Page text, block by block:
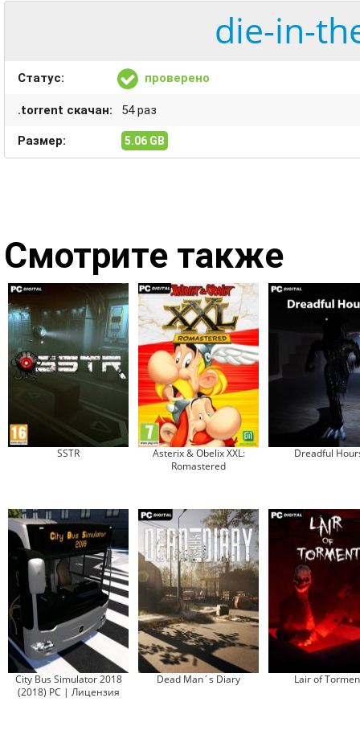
die-in-
Статус: проверено
.torrent скачан: 54 раз
Размер: 5.06 GB
Смотрите также
SSTR
Asterix & Obelix XXL:
Romastered
Dreadful
City Bus Simulator 2018
(2018) PC | Лицензия
Dead Man´s Diary Lair of